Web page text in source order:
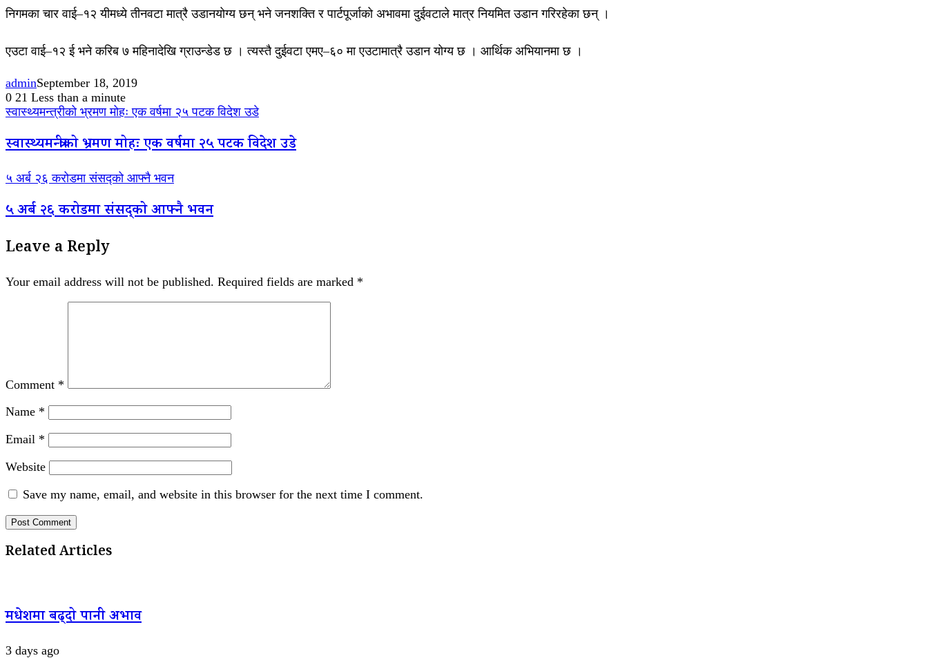
निगमका चार वाई–१२ यीमध्ये तीनवटा मात्रै उडानयोग्य छन् भने जनशक्ति र पार्टपूर्जाको अभावमा दुईवटाले मात्र नियमित उडान गरिरहेका छन् ।
एउटा वाई–१२ ई भने करिब ७ महिनादेखि ग्राउन्डेड छ । त्यस्तै दुईवटा एमए–६० मा एउटामात्रै उडान योग्य छ । आर्थिक अभियानमा छ ।
adminSeptember 18, 2019
0 21 Less than a minute
स्वास्थ्यमन्त्रीको भ्रमण मोहः एक वर्षमा २५ पटक विदेश उडे
स्वास्थ्यमन्त्रीको भ्रमण मोहः एक वर्षमा २५ पटक विदेश उडे
५ अर्ब २६ करोडमा संसद्को आफ्नै भवन
५ अर्ब २६ करोडमा संसद्को आफ्नै भवन
Leave a Reply
Your email address will not be published. Required fields are marked *
Comment *
Name *
Email *
Website
Save my name, email, and website in this browser for the next time I comment.
Related Articles
मधेशमा बढ्दो पानी अभाव
3 days ago